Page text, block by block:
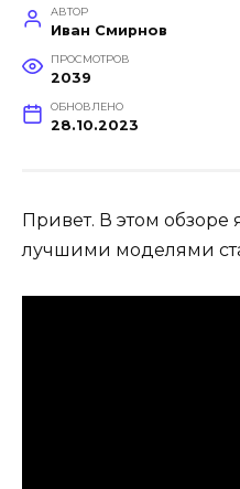
АВТОР
Иван Смирнов
ПРОСМОТРОВ
2039
ОБНОВЛЕНО
28.10.2023
Привет. В этом обзоре
лучшими моделями